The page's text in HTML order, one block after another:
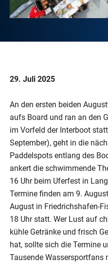
29. Juli 2025
An den ersten beiden
aufs Board und ran an den
im Vorfeld der Interboot
September), geht in die
Paddelspots entlang des
ankert die schwimmende
16 Uhr beim Uferfest in
Termine finden am 9.
August in Friedrichshafen-
18 Uhr statt. Wer Lust auf
kühle Getränke und frisch
hat, sollte sich die Termine
Tausende Wassersportfans